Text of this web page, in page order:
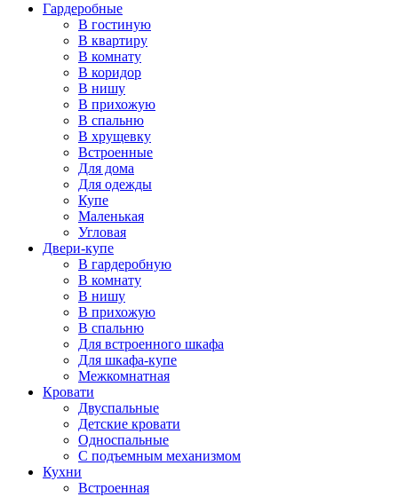
Гардеробные
В гостиную
В квартиру
В комнату
В коридор
В нишу
В прихожую
В спальню
В хрущевку
Встроенные
Для дома
Для одежды
Купе
Маленькая
Угловая
Двери-купе
В гардеробную
В комнату
В нишу
В прихожую
В спальню
Для встроенного шкафа
Для шкафа-купе
Межкомнатная
Кровати
Двуспальные
Детские кровати
Односпальные
С подъемным механизмом
Кухни
Встроенная